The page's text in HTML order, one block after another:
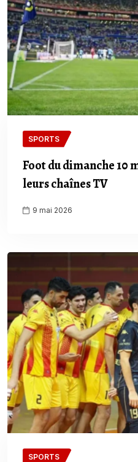
SPORTS
Foot du dimanche 10
leurs chaînes TV
9 mai 2026
SPORTS